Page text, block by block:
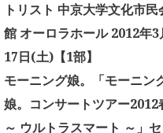
トリスト 中京大学文化市民
館 オーロラホール 2012年3
17日(土)【1部】
モーニング娘。「モーニン
娘。コンサートツアー2012
～ ウルトラスマート ～」